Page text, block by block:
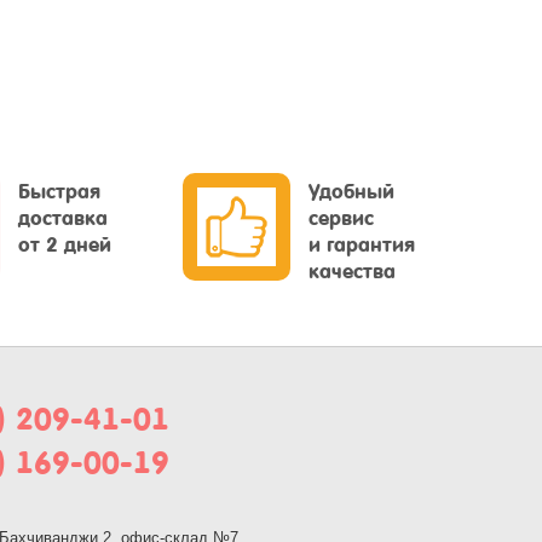
Быстрая
доставка
от 2 дней
Удобный
сервис
и гарантия
качества
209-41-01
169-00-19
Бахчиванджи 2, офис-склад №7